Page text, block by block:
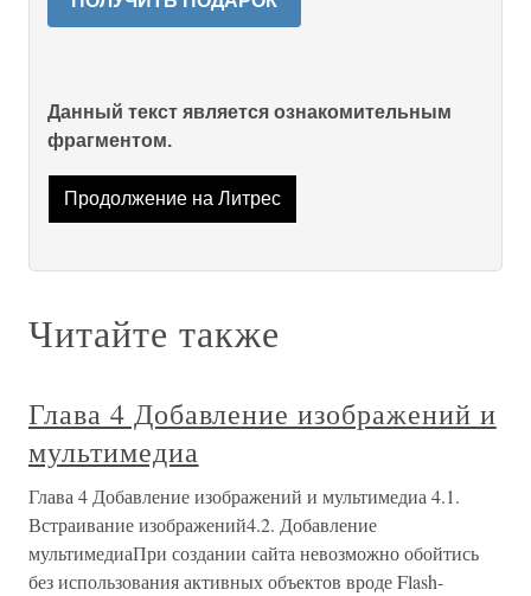
Данный текст является ознакомительным
фрагментом.
Продолжение на Литрес
Читайте также
Глава 4 Добавление изображений и
мультимедиа
Глава 4 Добавление изображений и мультимедиа 4.1.
Встраивание изображений4.2. Добавление
мультимедиаПри создании сайта невозможно обойтись
без использования активных объектов вроде Flash-